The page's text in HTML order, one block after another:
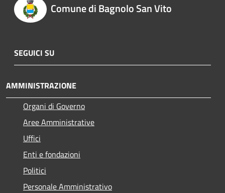
Comune di Bagnolo San Vito
SEGUICI SU
AMMINISTRAZIONE
Organi di Governo
Aree Amministrative
Uffici
Enti e fondazioni
Politici
Personale Amministrativo